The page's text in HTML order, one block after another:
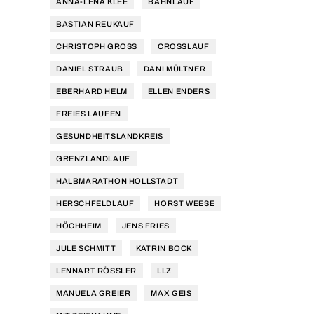
BASTIAN REUKAUF
CHRISTOPH GROSS CROSSLAUF
DANIEL STRAUB DANI MÜLTNER
EBERHARD HELM ELLEN ENDERS
FREIES LAUFEN
GESUNDHEITSLANDKREIS
GRENZLANDLAUF
HALBMARATHON HOLLSTADT
HERSCHFELDLAUF HORST WEESE
HÖCHHEIM JENS FRIES
JULE SCHMITT KATRIN BOCK
LENNART RÖSSLER LLZ
MANUELA GREIER MAX GEIS